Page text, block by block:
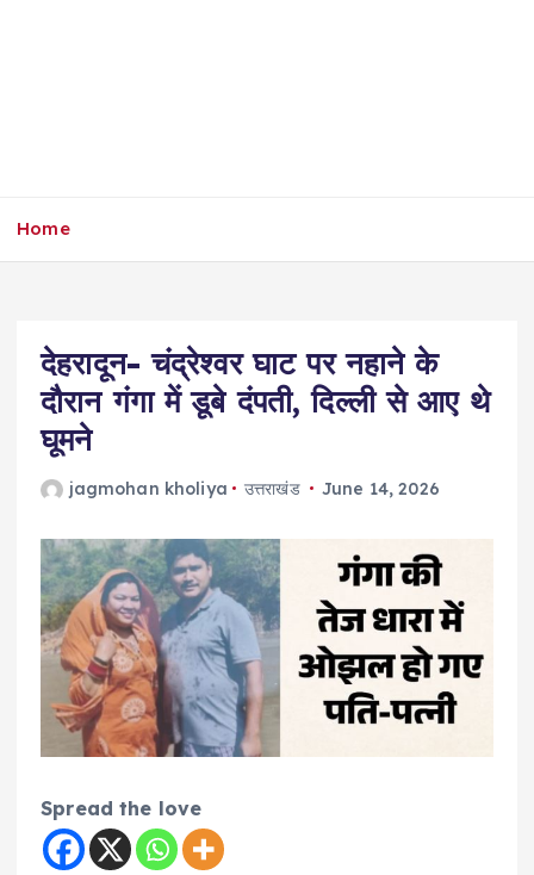
Home
देहरादून- चंद्रेश्वर घाट पर नहाने के
दौरान गंगा में डूबे दंपती, दिल्ली से आए थे
घूमने
jagmohan kholiya उत्तराखंड June 14, 2026
Spread the love